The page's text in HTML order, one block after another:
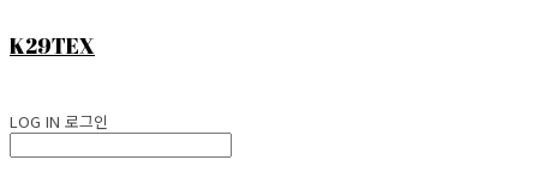
K29TEX
LOG IN 로그인